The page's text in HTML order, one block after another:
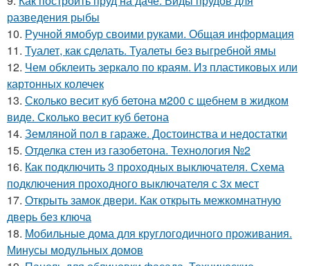
разведения рыбы
10. Ручной ямобур своими руками. Общая информация
11. Туалет, как сделать. Туалеты без выгребной ямы
12. Чем обклеить зеркало по краям. Из пластиковых или
картонных колечек
13. Сколько весит куб бетона м200 с щебнем в жидком
виде. Сколько весит куб бетона
14. Земляной пол в гараже. Достоинства и недостатки
15. Отделка стен из газобетона. Технология №2
16. Как подключить 3 проходных выключателя. Схема
подключения проходного выключателя с 3х мест
17. Открыть замок двери. Как открыть межкомнатную
дверь без ключа
18. Мобильные дома для круглогодичного проживания.
Минусы модульных домов